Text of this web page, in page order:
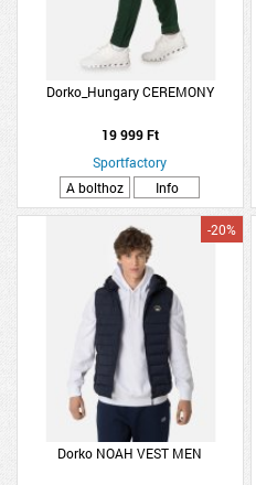
Dorko_Hungary CEREMONY
19 999 Ft
Sportfactory
A bolthoz
Info
Dorko NOAH VEST MEN
-20%